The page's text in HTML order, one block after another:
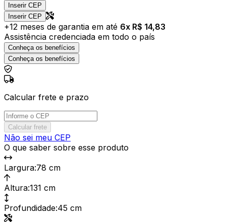
Inserir CEP
Inserir CEP
+12 meses de garantia em até 6x R$ 14,83
Assistência credenciada em todo o país
Conheça os benefícios
Conheça os benefícios
Calcular frete e prazo
Calcular frete
Não sei meu CEP
O que saber sobre esse produto
Largura:78 cm
Altura:131 cm
Profundidade:45 cm